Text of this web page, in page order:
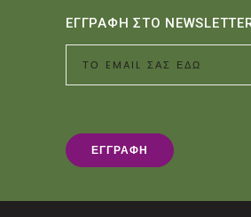
ΕΓΓΡΑΦΗ ΣΤΟ